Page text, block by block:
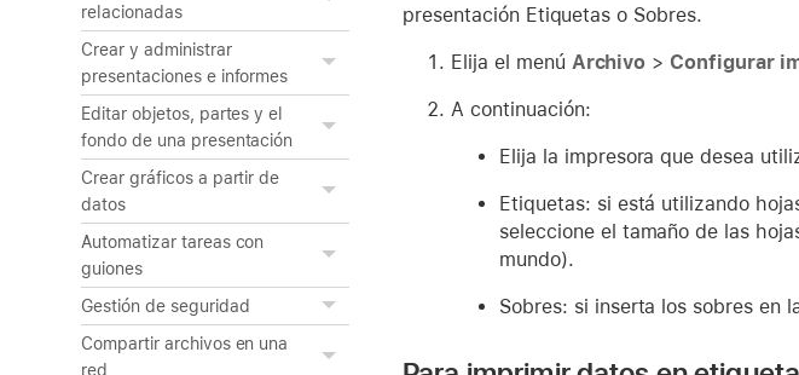
relacionadas
Crear y administrar
presentaciones e informes
Editar objetos, partes y el
fondo de una presentación
Crear gráficos a partir de
datos
Automatizar tareas con
guiones
Gestión de seguridad
Compartir archivos en una
red
presentación Etiquetas o Sobres.
Elija el menú Archivo > Configurar
A continuación:
Elija la impresora que desea
Etiquetas: si está utilizando
seleccione el tamaño de las
mundo).
Sobres: si inserta los sobres en